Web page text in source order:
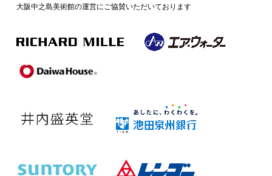
大阪中之島美術館の運営にご協賛いただいております